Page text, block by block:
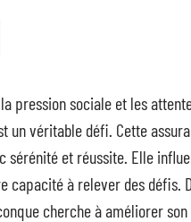
la pression sociale et les
un véritable défi. Cette
sérénité et réussite. Elle
capacité à relever des défis.
cherche à améliorer